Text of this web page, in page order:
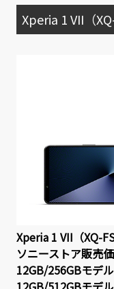
Xperia 1 VII（
Xperia 1 VII（XQ-
ソニーストア販売
12GB/256GBモデル